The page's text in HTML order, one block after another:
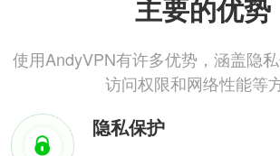
主要的优势
使用AndyVPN有许多优势，涵盖隐私
访问权限和网络性能等
隐私保护